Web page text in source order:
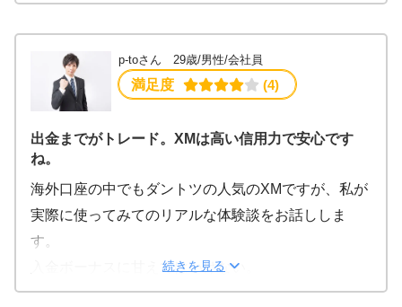
いかと思い、海外FXで一番メジャーと思われるXM
に口座開設をし、取引を始めました。
XMの場合、口座開設ボーナス3000円がもらえますの
で、最初の半年くらいはその3000円を使い、自己資
金を入金しないまま1万円くらいまで増やしました。
その後1万円を入金したのでプラスで1万円の100%入
金ボーナスをもらい、合計23000円の証拠金でトレ
ードしています。
最初に入金せずに資金を増やせたのはかなりお得だ
と思いますし、100%入金ボーナスも入金額の倍の取
引ができることになるのでかなりお得だと思ってい
ます。
p-toさん 29歳/男性/会社員
満足度 (4)
出金までがトレード。XMは高い信用力で安心です
ね。
海外口座の中でもダントツの人気のXMですが、私が
実際に使ってみてのリアルな体験談をお話ししま
す。
入金ボーナスに甘えてはいけない。
私は、XMを選ぶきっかけがボーナスでした。
続きを見る